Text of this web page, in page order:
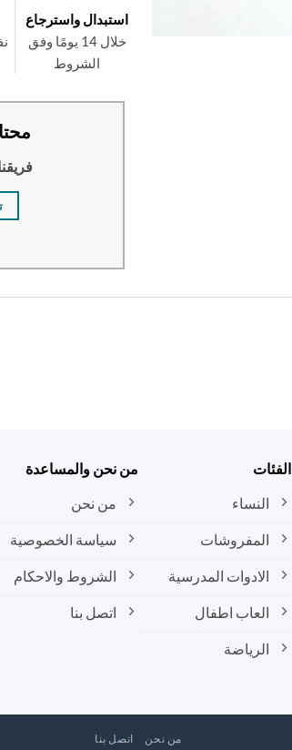
استبدال واسترجاع
خلال 14 يومًا وفق
الشروط
الفئات
النساء
المفروشات
الادوات المدرسية
العاب اطفال
الرياضة
من نحن والمساعدة
من نحن
سياسة الخصوصية
الشروط والاحكام
اتصل بنا
من نحن اتصل بنا